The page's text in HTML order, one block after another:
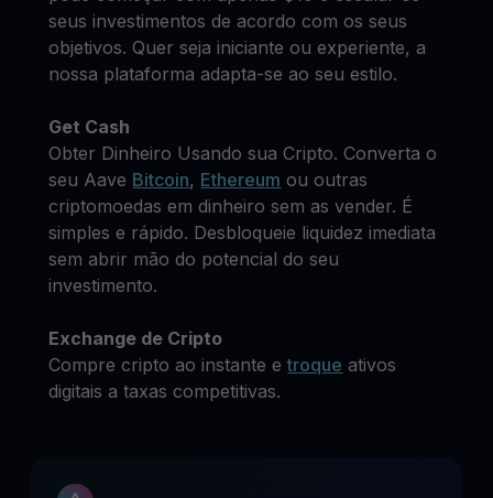
seus investimentos de acordo com os seus
objetivos. Quer seja iniciante ou experiente, a
nossa plataforma adapta-se ao seu estilo.
Get Cash
Obter Dinheiro Usando sua Cripto. Converta o
seu Aave Bitcoin, Ethereum ou outras
criptomoedas em dinheiro sem as vender. É
simples e rápido. Desbloqueie liquidez imediata
sem abrir mão do potencial do seu
investimento.
Exchange de Cripto
Compre cripto ao instante etroque ativos
digitais a taxas competitivas.